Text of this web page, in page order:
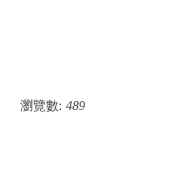
瀏覽數: 489